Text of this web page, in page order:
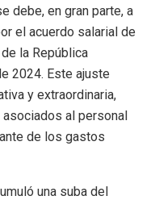
debe, en gran parte, a
el acuerdo salarial de
la República
2024. Este ajuste
y extraordinaria,
al personal
de los gastos
una suba del